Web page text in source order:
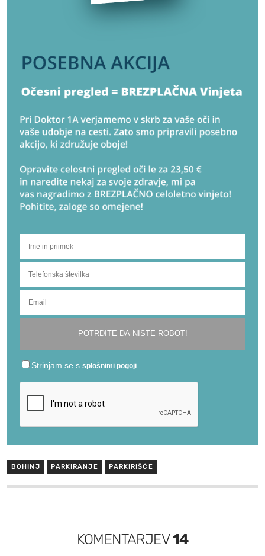
BOHINJ PARKIRANJE PARKIRIŠČE
KOMENTARJEV14